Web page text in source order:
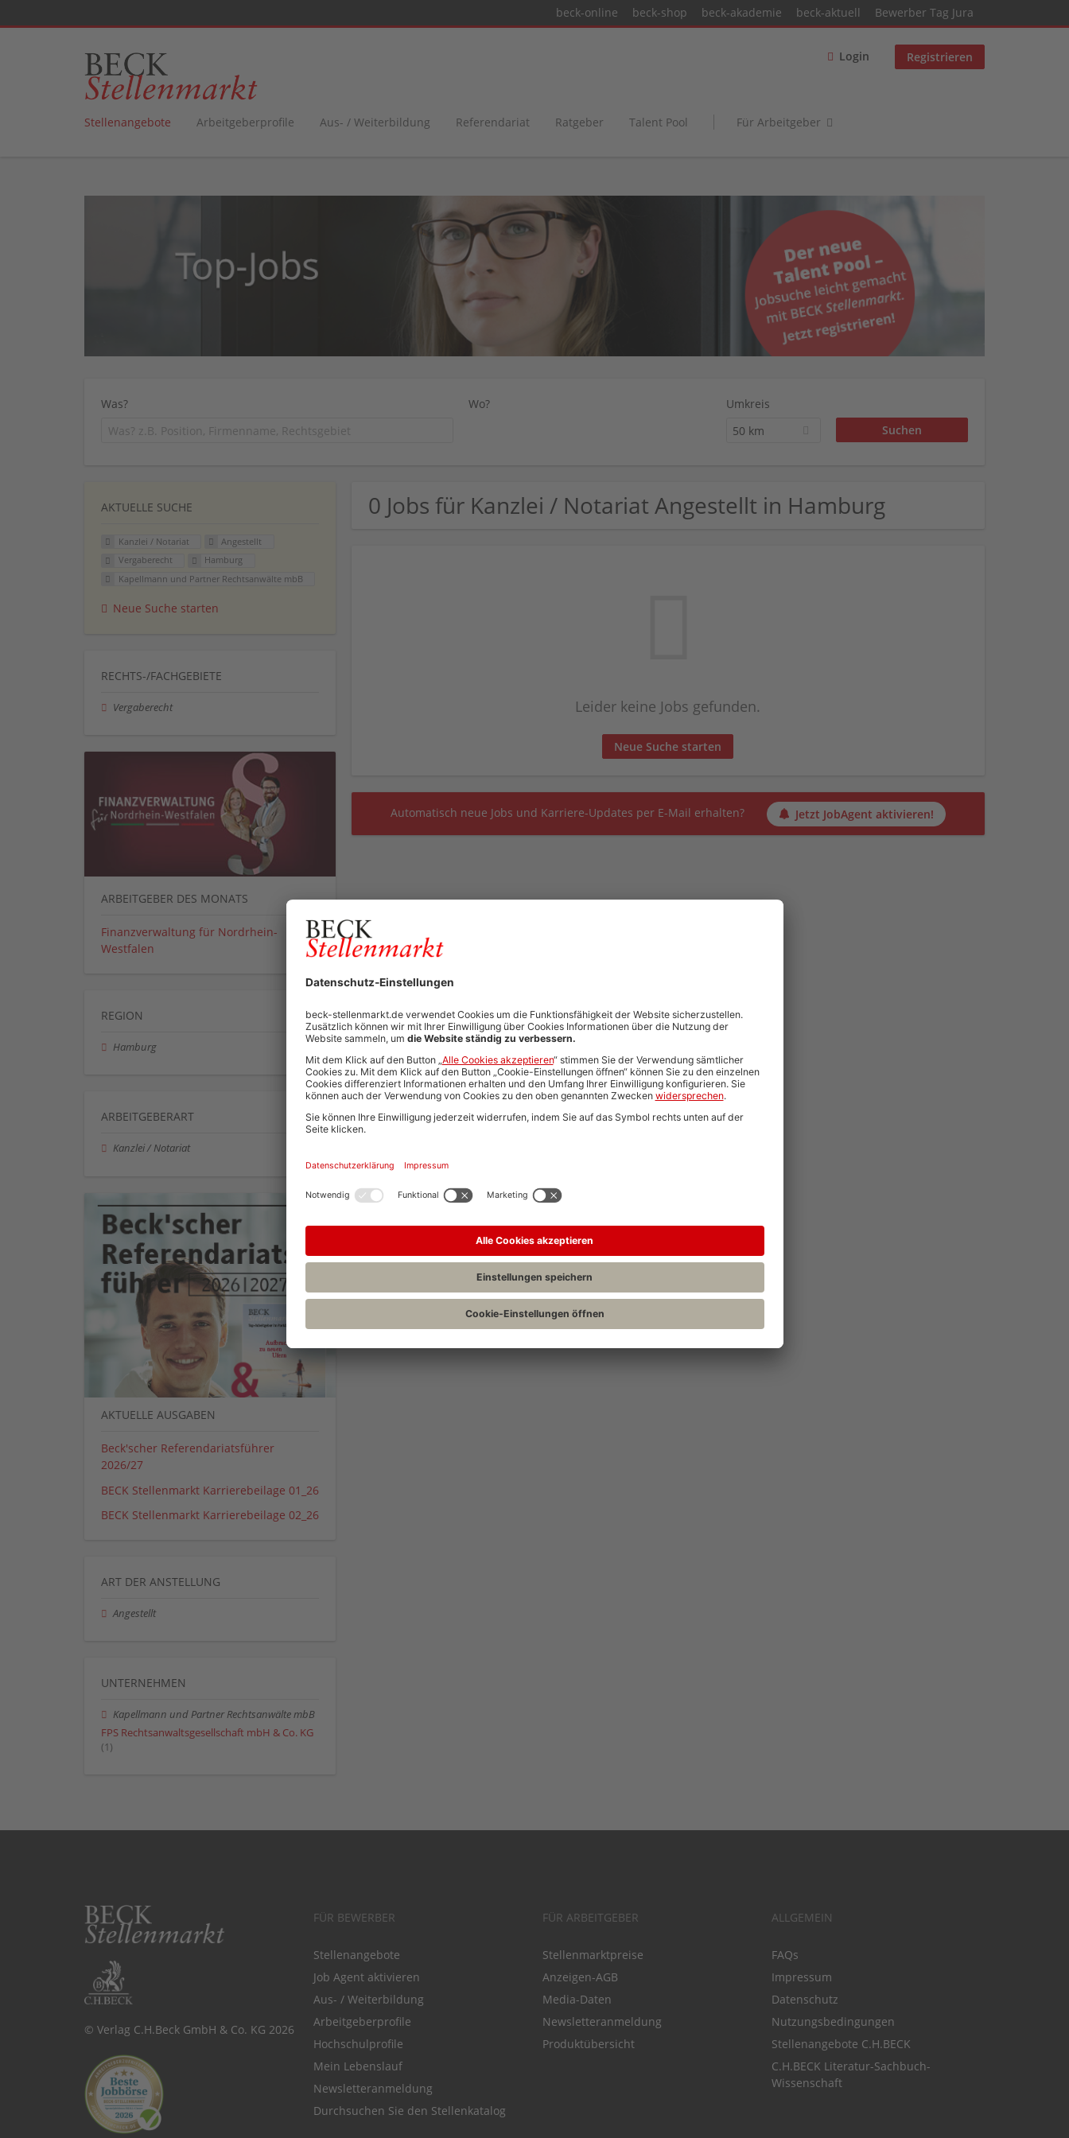
beck-online beck-shop beck-akademie beck-aktuell Bewerber Tag Jura
Login Registrieren
Stellenangebote Arbeitgeberprofile Aus- / Weiterbildung Referendariat Ratgeber Talent Pool Für Arbeitgeber
Was? Wo?
Umkreis
50 km
0 Jobs für Kanzlei / Notariat Angestellt in Hamburg
Leider keine Jobs gefunden.
Neue Suche starten
Automatisch neue Jobs und Karriere-Updates per E-Mail erhalten? Jetzt JobAgent aktivieren!
AKTUELLE SUCHE
Kanzlei / Notariat
Angestellt
Vergaberecht
Hamburg
Kapellmann und Partner Rechtsanwälte mbB
Neue Suche starten
RECHTS-/FACHGEBIETE
Vergaberecht
ARBEITGEBER DES MONATS
Finanzverwaltung für Nordrhein-
Westfalen
REGION
Hamburg
ARBEITGEBERART
Kanzlei / Notariat
AKTUELLE AUSGABEN
Beck'scher Referendariatsführer
2026/27
BECK Stellenmarkt Karrierebeilage 01_26
BECK Stellenmarkt Karrierebeilage 02_26
ART DER ANSTELLUNG
Angestellt
UNTERNEHMEN
Kapellmann und Partner Rechtsanwälte mbB
FPS Rechtsanwaltsgesellschaft mbH & Co. KG
(1)
© Verlag C.H.Beck GmbH & Co. KG 2026
FÜR BEWERBER
Stellenangebote
Job Agent aktivieren
Aus- / Weiterbildung
Arbeitgeberprofile
Hochschulprofile
Mein Lebenslauf
Newsletteranmeldung
Durchsuchen Sie den Stellenkatalog
FÜR ARBEITGEBER
Stellenmarktpreise
Anzeigen-AGB
Media-Daten
Newsletteranmeldung
Produktübersicht
ALLGEMEIN
FAQs
Impressum
Datenschutz
Nutzungsbedingungen
Stellenangebote C.H.BECK
C.H.BECK Literatur-Sachbuch-
Wissenschaft